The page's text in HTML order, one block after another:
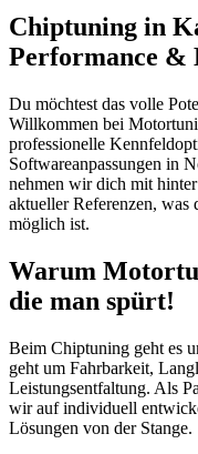
Chiptuning in
Performance &
Du möchtest das volle
Willkommen bei
professionelle
Softwareanpassungen in
nehmen wir dich mit
aktueller Referenzen,
möglich ist.
Warum
die man spürt!
Beim Chiptuning geht es
geht um Fahrbarkeit,
Leistungsentfaltung. Als
wir auf individuell
Lösungen von der Stange.